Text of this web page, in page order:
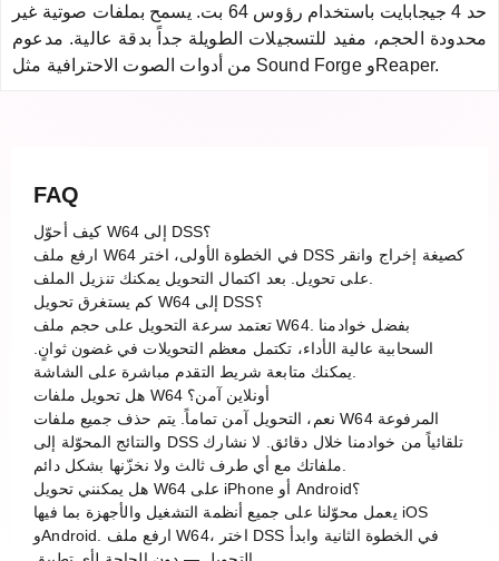
حد 4 جيجابايت باستخدام رؤوس 64 بت. يسمح بملفات صوتية غير
محدودة الحجم، مفيد للتسجيلات الطويلة جداً بدقة عالية. مدعوم
من أدوات الصوت الاحترافية مثل Sound Forge وReaper.
FAQ
كيف أحوّل W64 إلى DSS؟
ارفع ملف W64 في الخطوة الأولى، اختر DSS كصيغة إخراج وانقر
كم يستغرق تحويل W64 إلى DSS؟
تعتمد سرعة التحويل على حجم ملف W64. بفضل خوادمنا
السحابية عالية الأداء، تكتمل معظم التحويلات في غضون ثوانٍ.
هل تحويل ملفات W64 أونلاين آمن؟
نعم، التحويل آمن تماماً. يتم حذف جميع ملفات W64 المرفوعة
والنتائج المحوّلة إلى DSS تلقائياً من خوادمنا خلال دقائق. لا نشارك
هل يمكنني تحويل W64 على iPhone أو Android؟
يعمل محوّلنا على جميع أنظمة التشغيل والأجهزة بما فيها iOS
وAndroid. ارفع ملف W64، اختر DSS في الخطوة الثانية وابدأ